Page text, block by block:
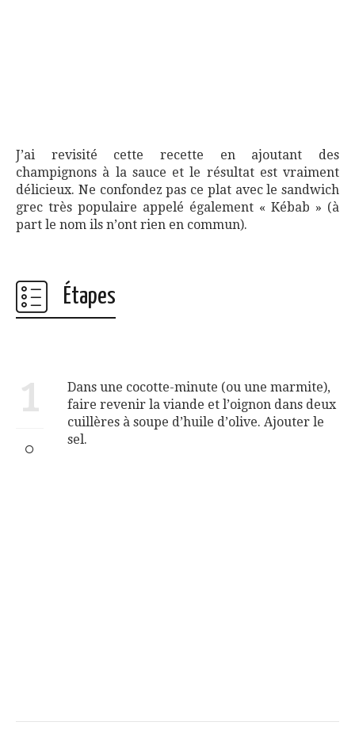
J’ai revisité cette recette en ajoutant des
champignons à la sauce et le résultat est vraiment
délicieux. Ne confondez pas ce plat avec le sandwich
grec très populaire appelé également « Kébab » (à
part le nom ils n’ont rien en commun).
Étapes
1
Dans une cocotte-minute (ou une marmite),
faire revenir la viande et l’oignon dans deux
cuillères à soupe d’huile d’olive. Ajouter le
sel.